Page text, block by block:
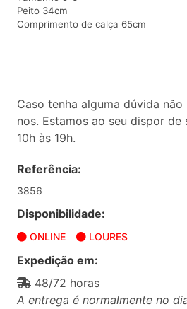
Peito 34cm
Comprimento de calça 65cm
Caso tenha alguma dúvida
nos. Estamos ao seu dispor de
10h às 19h.
Referência:
3856
Disponibilidade:
ONLINE LOURES
Expedição em:
48/72 horas
A entrega é normalmente no